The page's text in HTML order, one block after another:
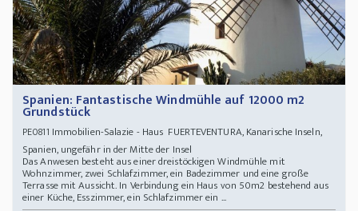
Spanien: Fantastische Windmühle auf 12000 m2
Grundstück
PE0811 Immobilien-Salazie - Haus FUERTEVENTURA, Kanarische Inseln,
Spanien, ungefähr in der Mitte der Insel
Das Anwesen besteht aus einer dreistöckigen Windmühle mit
Wohnzimmer, zwei Schlafzimmer, ein Badezimmer und eine große
Terrasse mit Aussicht. In Verbindung ein Haus von 50m2 bestehend aus
einer Küche, Esszimmer, ein Schlafzimmer ein ...